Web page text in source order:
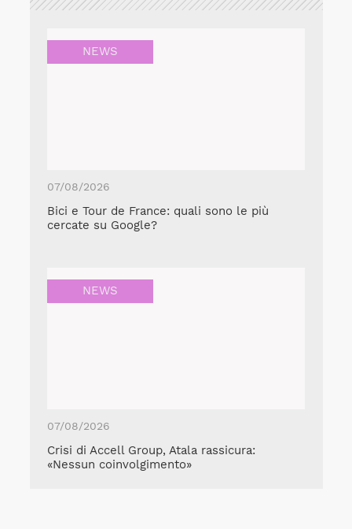
NEWS
07/08/2026
Bici e Tour de France: quali sono le più
cercate su Google?
NEWS
07/08/2026
Crisi di Accell Group, Atala rassicura:
«Nessun coinvolgimento»